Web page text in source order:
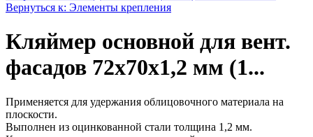
Вернуться к: Элементы крепления
Кляймер основной для вент.
фасадов 72х70х1,2 мм (1...
Применяется для удержания облицовочного материала на
плоскости.
Выполнен из оцинкованной стали толщина 1,2 мм.